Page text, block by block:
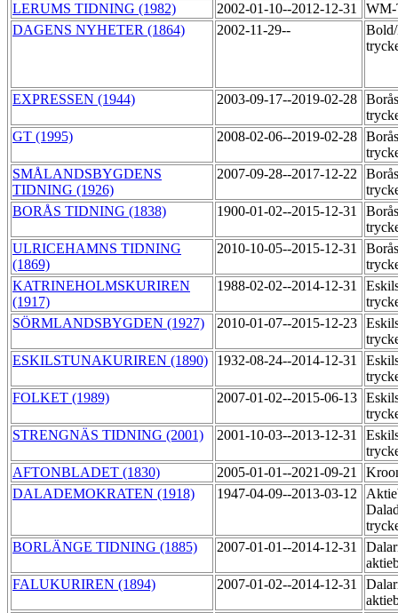
LERUMS TIDNING (1982)
2002-01-10--2012-12-31
DAGENS NYHETER (1864)
2002-11-29--
EXPRESSEN (1944) 2003-09-17--2019-02-28
GT (1995)
2008-02-06--2019-02-28
SMÅLANDSBYGDENS
TIDNING (1926)
2007-09-28--2017-12-22
BORÅS TIDNING (1838)
1900-01-02--2015-12-31
ULRICEHAMNS TIDNING
(1869)
2010-10-05--2015-12-31
KATRINEHOLMSKURIREN
(1917)
1988-02-02--2014-12-31
SÖRMLANDSBYGDEN (1927)
2010-01-07--2015-12-23
ESKILSTUNAKURIREN (1890)
1932-08-24--2014-12-31
FOLKET (1989)
2007-01-02--2015-06-13
STRENGNÄS TIDNING (2001)
2001-10-03--2013-12-31
AFTONBLADET (1830)
2005-01-01--2021-09-21
DALADEMOKRATEN (1918)
1947-04-09--2013-03-12
BORLÄNGE TIDNING (1885)
2007-01-01--2014-12-31
FALUKURIREN (1894)
2007-01-02--2014-12-31